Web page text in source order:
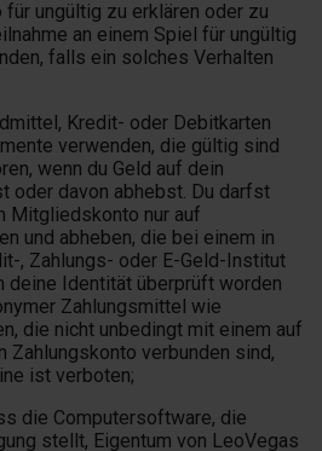
ungültig zu erklären oder zu
an einem Spiel für ungültig
falls ein solches Verhalten
Kredit- oder Debitkarten
verwenden, die gültig sind
wenn du Geld auf dein
oder davon abhebst. Du darfst
Mitgliedskonto nur auf
und abheben, die bei einem in
, Zahlungs- oder E-Geld-Institut
deine Identität überprüft worden
Zahlungsmittel wie
die nicht unbedingt mit einem auf
Zahlungskonto verbunden sind,
ist verboten;
die Computersoftware, die
stellt, Eigentum von LeoVegas